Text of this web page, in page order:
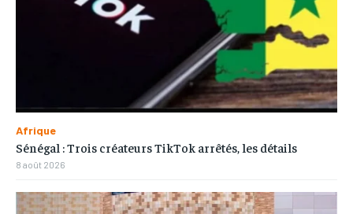
Afrique
Sénégal : Trois créateurs TikTok arrêtés, les détails
8 août 2026